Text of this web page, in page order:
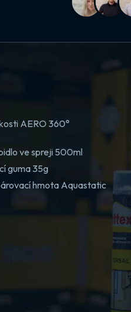
AERO 360°
ve spreji 500ml
guma 35g
hmota Aquastatic